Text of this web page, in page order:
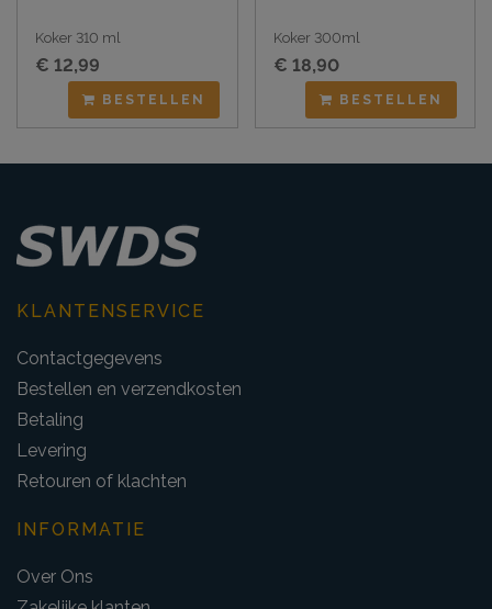
Koker 310 ml
€ 12,99
BESTELLEN
Koker 300ml
€ 18,90
BESTELLEN
KLANTENSERVICE
Contactgegevens
Bestellen en verzendkosten
Betaling
Levering
Retouren of klachten
INFORMATIE
Over Ons